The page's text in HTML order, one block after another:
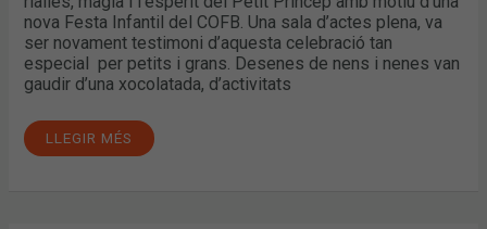
nova Festa Infantil del COFB. Una sala d’actes plena, va
ser novament testimoni d’aquesta celebració tan
especial per petits i grans. Desenes de nens i nenes van
gaudir d’una xocolatada, d’activitats
LLEGIR MÉS